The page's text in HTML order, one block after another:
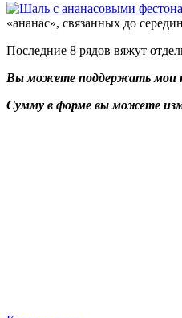
«ананас», связанных до
Последние 8 рядов вяжут
Вы можете поддержать мои
Сумму в форме вы можете